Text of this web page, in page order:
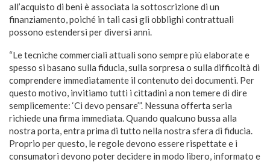
all’acquisto di beni è associata la sottoscrizione di un
finanziamento, poiché in tali casi gli obblighi contrattuali
possono estendersi per diversi anni.
“Le tecniche commerciali attuali sono sempre più elaborate e
spesso si basano sulla fiducia, sulla sorpresa o sulla difficoltà di
comprendere immediatamente il contenuto dei documenti. Per
questo motivo, invitiamo tutti i cittadini a non temere di dire
semplicemente: ‘Ci devo pensare’”. Nessuna offerta seria
richiede una firma immediata. Quando qualcuno bussa alla
nostra porta, entra prima di tutto nella nostra sfera di fiducia.
Proprio per questo, le regole devono essere rispettate e i
consumatori devono poter decidere in modo libero, informato e